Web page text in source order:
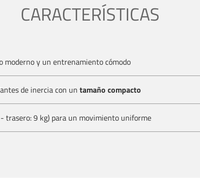
CARACTERÍSTICAS
moderno y un entrenamiento cómodo
de inercia con un tamaño compacto
trasero: 9 kg) para un movimiento uniforme